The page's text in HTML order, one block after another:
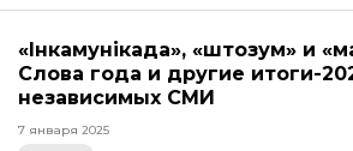
«Інкамунікада», «штозум» и
Слова года и другие итоги-
независимых СМИ
7 января 2025